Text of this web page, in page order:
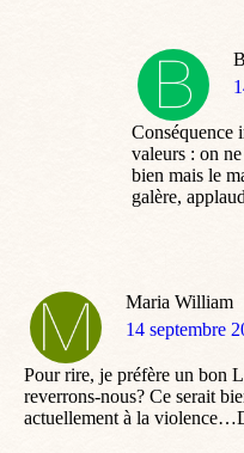
Conséquence
valeurs : on
bien mais le
galère,
Maria William
dit
14 septembre
Pour rire, je préfère un bon
reverrons-nous? Ce serait
actuellement à la